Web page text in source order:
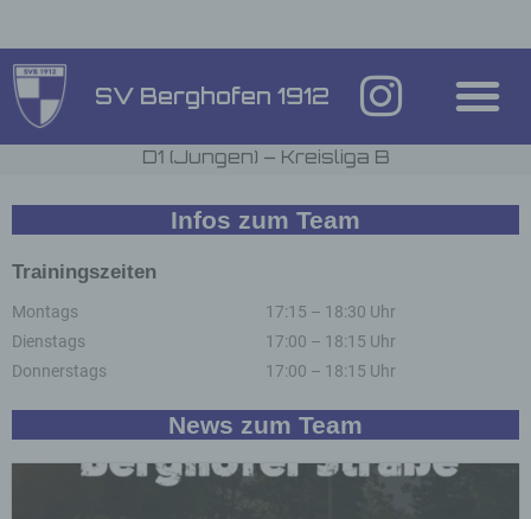
SV Berghofen 1912
D1 (Jungen) – Kreisliga B
Infos zum Team
Trainingszeiten
Montags
Dienstags
Donnerstags
17:15 – 18:30 Uhr
17:00 – 18:15 Uhr
17:00 – 18:15 Uhr
News zum Team